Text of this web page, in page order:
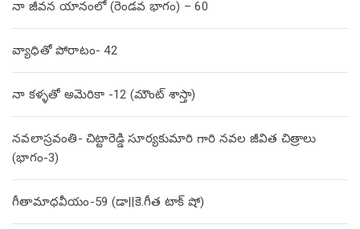
నా జీవన యానంలో (రెండవ భాగం) – 60
వ్యాధితో పోరాటం- 42
నా కళ్ళతో అమెరికా -12 (మౌంట్ శాస్తా)
నవలాస్రవంతి- చిట్టారెడ్డి సూర్యకుమారి గారి నవల జీవిత చిత్రాలు
(భాగం-3)
గీతామాధవీయం-59 (డా||కె.గీత టాక్ షో)